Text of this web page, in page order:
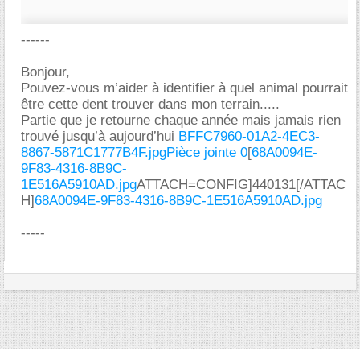
------
Bonjour,
Pouvez-vous m’aider à identifier à quel animal pourrait
être cette dent trouver dans mon terrain.....
Partie que je retourne chaque année mais jamais rien
trouvé jusqu’à aujourd’hui BFFC7960-01A2-4EC3-
8867-5871C1777B4F.jpgPièce jointe 0[68A0094E-
9F83-4316-8B9C-
1E516A5910AD.jpgATTACH=CONFIG]440131[/ATTAC
H]68A0094E-9F83-4316-8B9C-1E516A5910AD.jpg
-----